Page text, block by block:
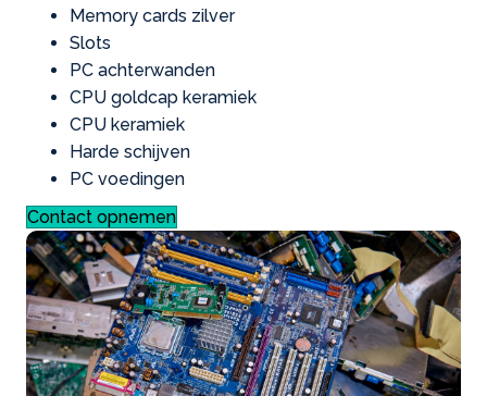
Memory cards zilver
Slots
PC achterwanden
CPU goldcap keramiek
CPU keramiek
Harde schijven
PC voedingen
Contact opnemen